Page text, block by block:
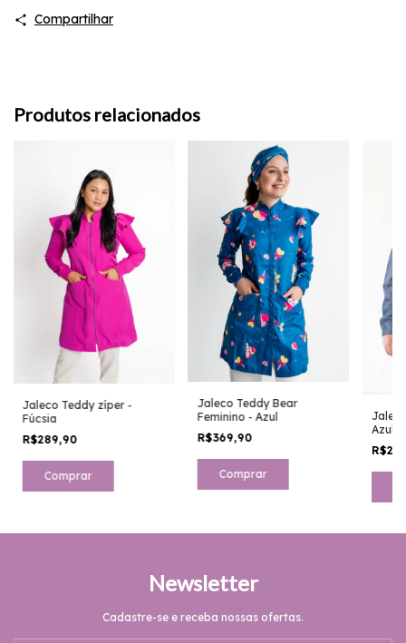
Compartilhar
Produtos relacionados
Jaleco Teddy zíper -
Fúcsia
R$289,90
Comprar
Jaleco Teddy Bear
Feminino - Azul
R$369,90
Comprar
Azul
Newsletter
Cadastre-se e receba nossas ofertas.